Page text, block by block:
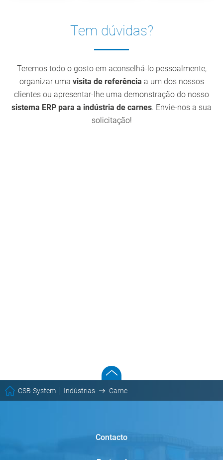
Tem dúvidas?
Teremos todo o gosto em aconselhá-lo pessoalmente,
organizar uma visita de referência a um dos nossos
clientes ou apresentar-lhe uma demonstração do nosso
sistema ERP para a indústria de carnes. Envie-nos a sua
solicitação!
CSB-System Indústrias Carne
Contacto